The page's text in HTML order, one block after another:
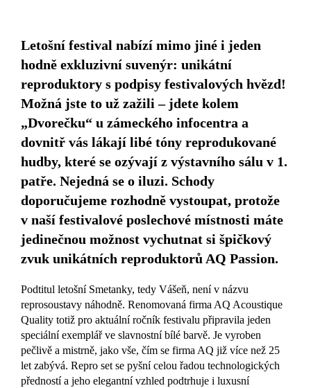
Letošní festival nabízí mimo jiné i jeden
hodně exkluzivní suvenýr: unikátní
reproduktory s podpisy festivalových hvězd!
Možná jste to už zažili – jdete kolem
„Dvorečku“ u zámeckého infocentra a
dovnitř vás lákají libé tóny reprodukované
hudby, které se ozývají z výstavního sálu v 1.
patře. Nejedná se o iluzi. Schody
doporučujeme rozhodně vystoupat, protože
v naší festivalové poslechové místnosti máte
jedinečnou možnost vychutnat si špičkový
zvuk unikátních reproduktorů AQ Passion.
Podtitul letošní Smetanky, tedy Vášeň, není v názvu
reprosoustavy náhodně. Renomovaná firma AQ Acoustique
Quality totiž pro aktuální ročník festivalu připravila jeden
speciální exemplář ve slavnostní bílé barvě. Je vyroben
pečlivě a mistrně, jako vše, čím se firma AQ již více než 25
let zabývá. Repro set se pyšní celou řadou technologických
předností a jeho elegantní vzhled podtrhuje i luxusní